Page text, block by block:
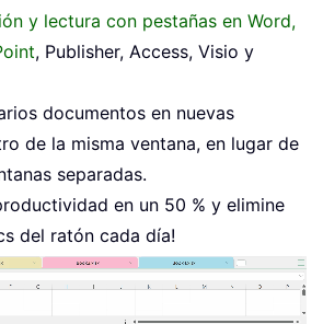
y lectura con pestañas en Word,
, Publisher, Access, Visio y
documentos en nuevas
de la misma ventana, en lugar de
separadas.
en un 50 % y elimine
del ratón cada día!